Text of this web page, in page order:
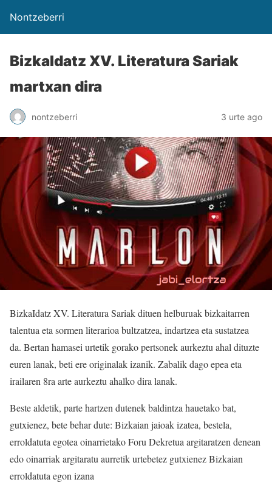
Nontzeberri
BizkaIdatz XV. Literatura Sariak
martxan dira
nontzeberri 3 urte ago
BizkaIdatz XV. Literatura Sariak dituen helburuak bizkaitarren
talentua eta sormen literarioa bultzatzea, indartzea eta sustatzea
da. Bertan hamasei urtetik gorako pertsonek aurkeztu ahal dituzte
euren lanak, beti ere originalak izanik. Zabalik dago epea eta
irailaren 8ra arte aurkeztu ahalko dira lanak.
Beste aldetik, parte hartzen dutenek baldintza hauetako bat,
gutxienez, bete behar dute: Bizkaian jaioak izatea, bestela,
erroldatuta egotea oinarrietako Foru Dekretua argitaratzen denean
edo oinarriak argitaratu aurretik urtebetez gutxienez Bizkaian
erroldatuta egon izana